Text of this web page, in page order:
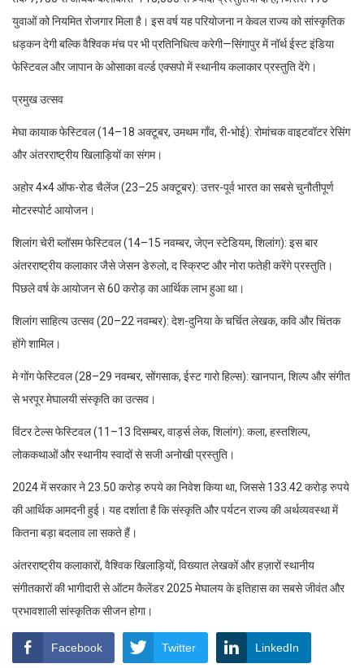
युवाओं को नियमित रोजगार मिला है। इस वर्ष यह परियोजना न केवल राज्य को सांस्कृतिक
धड़कन देगी बल्कि वैश्विक मंच पर भी प्रतिनिधित्व करेगी—सिंगापुर में नॉर्थ ईस्ट इंडिया
फेस्टिवल और जापान के ओसाका वर्ल्ड एक्सपो में स्थानीय कलाकार प्रस्तुति देंगे।
प्रमुख उत्सव
मेघा कायाक फेस्टिवल (14–18 अक्टूबर, उमथम गाँव, री-भोई): रोमांचक वाइटवॉटर रेसिंग
और अंतरराष्ट्रीय खिलाड़ियों का संगम।
अहोर 4×4 ऑफ-रोड चैलेंज (23–25 अक्टूबर): उत्तर-पूर्व भारत का सबसे चुनौतीपूर्ण
मोटरस्पोर्ट आयोजन।
शिलांग चेरी ब्लॉसम फेस्टिवल (14–15 नवम्बर, जेएन स्टेडियम, शिलांग): इस बार
अंतरराष्ट्रीय कलाकार जैसे जेसन डेरुलो, द स्क्रिप्ट और नोरा फतेही करेंगे प्रस्तुति।
पिछले वर्ष के आयोजन से 60 करोड़ का आर्थिक लाभ हुआ था।
शिलांग साहित्य उत्सव (20–22 नवम्बर): देश-दुनिया के चर्चित लेखक, कवि और चिंतक
होंगे शामिल।
मे·गोंग फेस्टिवल (28–29 नवम्बर, सोंगसाक, ईस्ट गारो हिल्स): खानपान, शिल्प और संगीत
से भरपूर मेघालयी संस्कृति का उत्सव।
विंटर टेल्स फेस्टिवल (11–13 दिसम्बर, वार्ड्स लेक, शिलांग): कला, हस्तशिल्प,
लोककथाओं और स्थानीय स्वादों से सजी अनोखी प्रस्तुति।
2024 में सरकार ने 23.50 करोड़ रुपये का निवेश किया था, जिससे 133.42 करोड़ रुपये
की आर्थिक आमदनी हुई। यह दर्शाता है कि संस्कृति और पर्यटन राज्य की अर्थव्यवस्था में
कितना बड़ा बदलाव ला सकते हैं।
अंतरराष्ट्रीय कलाकारों, वैश्विक खिलाड़ियों, विख्यात लेखकों और हज़ारों स्थानीय
संगीतकारों की भागीदारी से ऑटम कैलेंडर 2025 मेघालय के इतिहास का सबसे जीवंत और
प्रभावशाली सांस्कृतिक सीजन होगा।
Facebook Twitter LinkedIn